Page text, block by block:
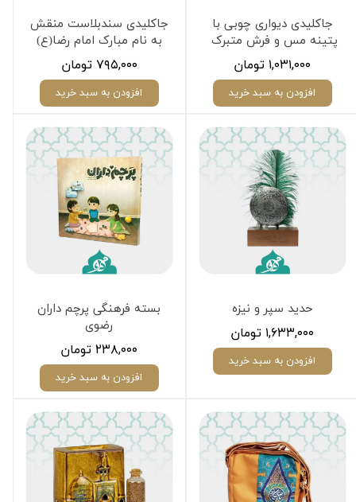
جاکلیدی دیواری چوبی با
پتینه مس و فرش متبرک
۱,۰۳۱,۰۰۰ تومان
افزودن به سبد خرید
جاکلیدی سندبلاست منقش
به نام مبارک امام رضا(ع)
۷۹۵,۰۰۰ تومان
افزودن به سبد خرید
حدید سپر و نیزه
۱,۶۳۳,۰۰۰ تومان
افزودن به سبد خرید
بسته فرهنگی پرچم داران
رضوی
۲۳۸,۰۰۰ تومان
افزودن به سبد خرید